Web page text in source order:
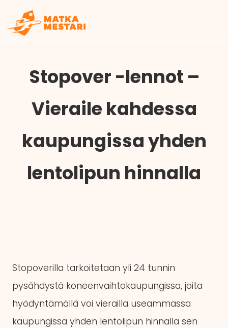
Stopover -lennot –
Vieraile kahdessa
kaupungissa yhden
lentolipun hinnalla
Stopoverilla tarkoitetaan yli 24 tunnin
pysähdystä koneenvaihtokaupungissa, joita
hyödyntämällä voi vierailla useammassa
kaupungissa yhden lentolipun hinnalla sen